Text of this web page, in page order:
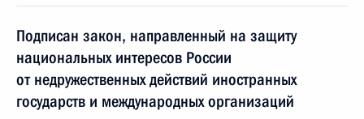
Подписан закон, направленный на защиту
национальных интересов России
от недружественных действий иностранных
государств и международных организаций